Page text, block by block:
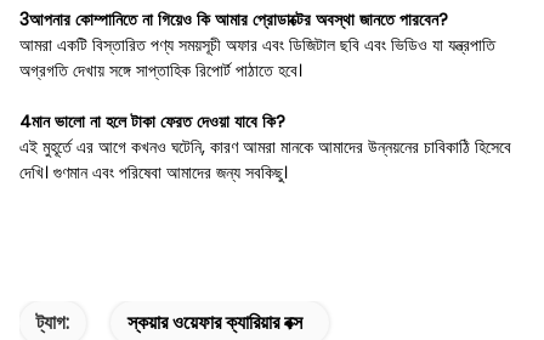
3আপনার কোম্পানিতে না গিয়েও কি আমার প্রোডাক্টের অবস্থা জানতে পারবেন?
আমরা একটি বিস্তারিত পণ্য সময়সূচী অফার এবং ডিজিটাল ছবি এবং ভিডিও যা যন্ত্রপাতি
অগ্রগতি দেখায় সঙ্গে সাপ্তাহিক রিপোর্ট পাঠাতে হবে।
4মান ভালো না হলে টাকা ফেরত দেওয়া যাবে কি?
এই মুহূর্তে এর আগে কখনও ঘটেনি, কারণ আমরা মানকে আমাদের উন্নয়নের চাবিকাঠি হিসেবে
দেখি। গুণমান এবং পরিষেবা আমাদের জন্য সবকিছু।
ট্যাগ:
স্কয়ার ওয়েফার ক্যারিয়ার বক্স